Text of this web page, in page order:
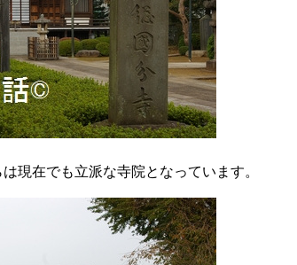
現在でも立派な寺院となっています。